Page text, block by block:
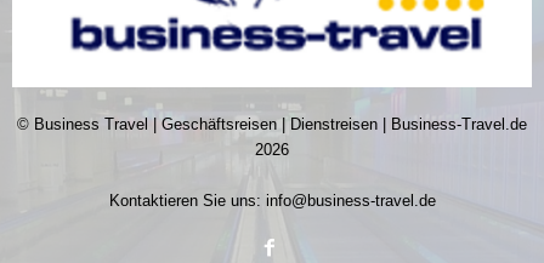
© Business Travel | Geschäftsreisen | Dienstreisen | Business-Travel.de
2026
Kontaktieren Sie uns: info@business-travel.de